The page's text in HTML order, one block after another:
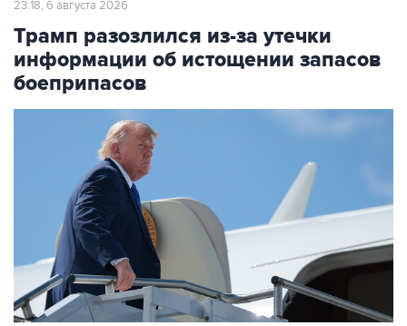
23:18, 6 августа 2026
Трамп разозлился из-за утечки
информации об истощении запасов
боеприпасов